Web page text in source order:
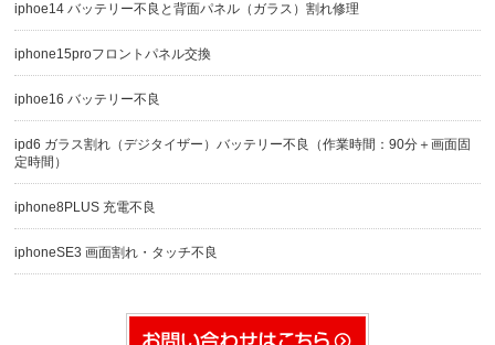
iphoe14 バッテリー不良と背面パネル（ガラス）割れ修理
iphone15proフロントパネル交換
iphoe16 バッテリー不良
ipd6 ガラス割れ（デジタイザー）バッテリー不良（作業時間：90分＋画面固
定時間）
iphone8PLUS 充電不良
iphoneSE3 画面割れ・タッチ不良